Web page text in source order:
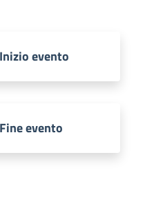
evento
evento